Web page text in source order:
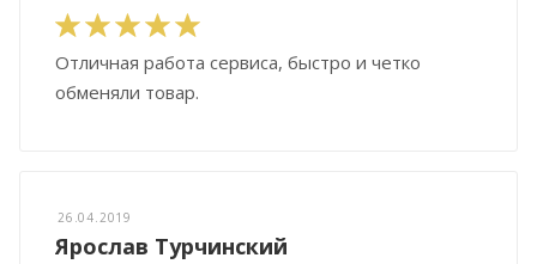
Отличная работа сервиса, быстро и четко
обменяли товар.
26.04.2019
Ярослав Турчинский